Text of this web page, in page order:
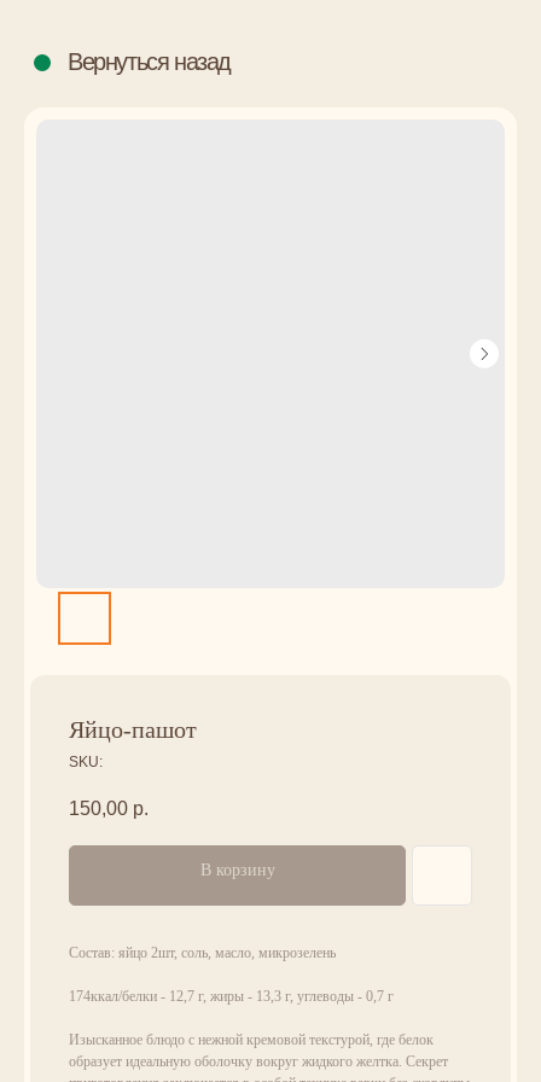
Яйцо-пашот
SKU:
150,00 р.
В корзину
Состав: яйцо 2шт, соль, масло, микрозелень
174ккал/белки - 12,7 г, жиры - 13,3 г, углеводы - 0,7 г
Изысканное блюдо с нежной кремовой текстурой, где белок
образует идеальную оболочку вокруг жидкого желтка. Секрет